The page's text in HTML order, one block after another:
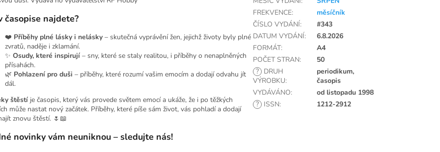
časopise najdete?
❤️ Příběhy plné lásky i nelásky – skutečná vyprávění žen, jejichž životy byly plné
zvratů, naděje i zklamání.
✨ Osudy, které inspirují – sny, které se staly realitou, i příběhy o nenaplněných
přísahách.
🌿 Pohlazení pro duši – příběhy, které rozumí vašim emocím a dodají odvahu jít
dál.
štěstí je časopis, který vás provede světem emocí a ukáže, že i po těžkých
může nastat nový začátek. Příběhy, které píše sám život, vás pohladí a dodají
znovu štěstí. 🌷📖
novinky vám neuniknou – sledujte nás!
FREKVENCE:
měsíčník
ČÍSLO VYDÁNÍ:
#343
DATUM VYDÁNÍ:
6.8.2026
FORMÁT:
A4
POČET STRAN:
50
? DRUH
VÝROBKU:
periodikum,
časopis
VYDÁVÁNO:
od listopadu 1998
? ISSN: 1212-2912